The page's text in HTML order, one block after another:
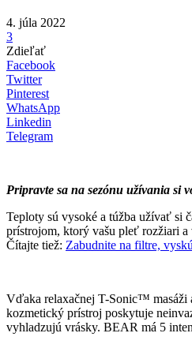
4. júla 2022
3
Zdieľať
Facebook
Twitter
Pinterest
WhatsApp
Linkedin
Telegram
Pripravte sa na sezónu užívania si
Teploty sú vysoké a túžba užívať si
prístrojom, ktorý vašu pleť rozžiari a
Čítajte tiež: Zabudnite na filtre,
Vďaka relaxačnej T-Sonic™ masáži
kozmetický prístroj poskytuje
vyhladzujú vrásky. BEAR má 5